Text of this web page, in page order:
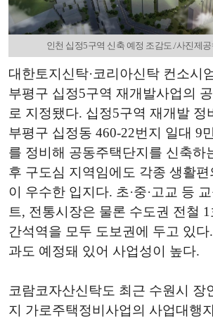
인천 십정5구역 신축 예정 조감도./사진제
대한토지신탁·코리아신탁 컨소시
부평구 십정5구역 재개발사업의
로 지정됐다. 십정5구역 재개발 정
부평구 십정동 460-22번지 일대 9
를 정비해 공동주택단지를 신축하
후 구도심 지역임에도 각종 생활
이 우수한 입지다. 초·중·고교 등
트, 전통시장은 물론 수도권 전철
간석역을 모두 도보권에 두고 있
과도 예정돼 있어 사업성이 높다.
코람코자산신탁도 최근 수원시 장
지 가로주택정비사업의 사업대행